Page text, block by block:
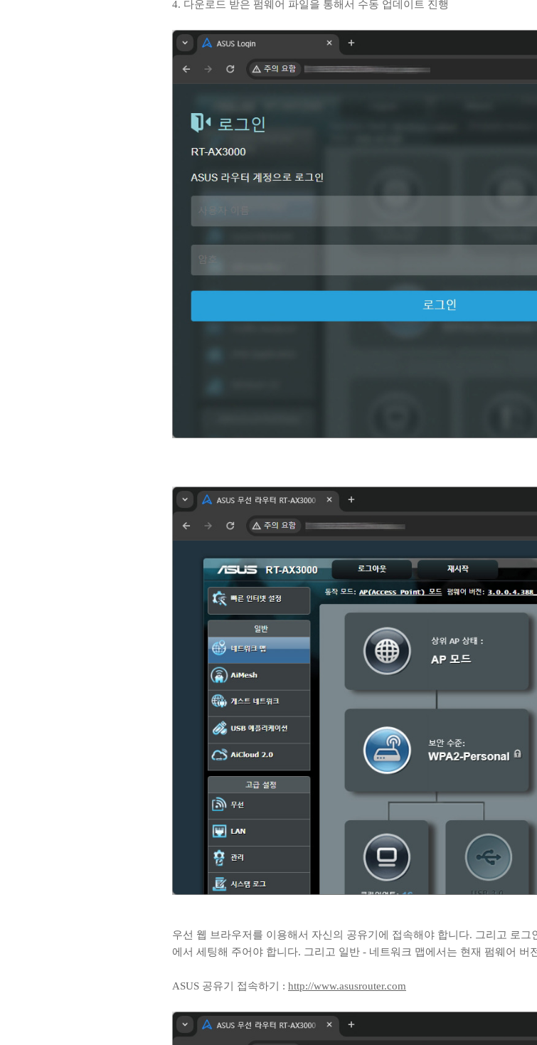
4. 다운로드 받은 펌웨어 파일을 통해서 수동 업데이트 진행
우선 웹 브라우저를 이용해서 자신의 공유기에 접속해야 합니다. 그리고 로그
에서 세팅해 주어야 합니다. 그리고 일반 - 네트워크 맵에서는 현재 펌웨어 버
ASUS 공유기 접속하기 : http://www.asusrouter.com